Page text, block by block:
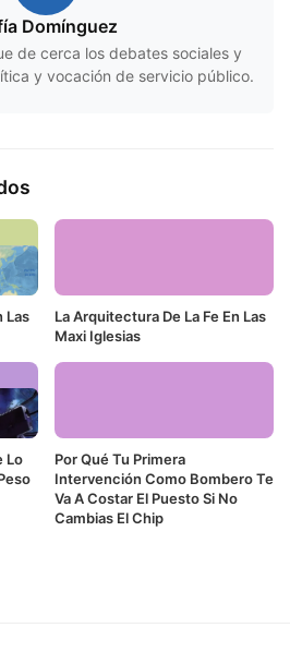
Domínguez
de cerca los debates sociales y
y vocación de servicio público.
Las
La Arquitectura De La Fe En Las
Maxi Iglesias
Lo
Por Qué Tu Primera
Intervención Como Bombero Te
Va A Costar El Puesto Si No
Cambias El Chip